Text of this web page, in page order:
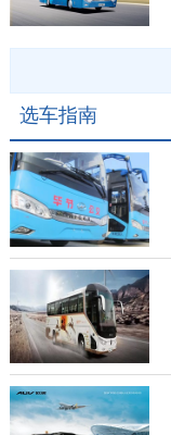
选车指南